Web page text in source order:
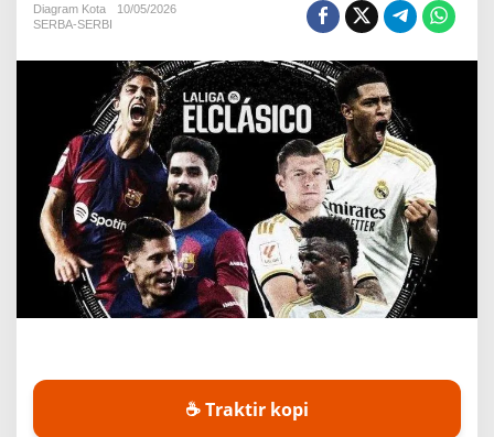
a
t
n
O
l
i
v
i
a
R
o
o
Diagram Kota
10/05/2026
SERBA-SERBI
☕ Traktir kopi